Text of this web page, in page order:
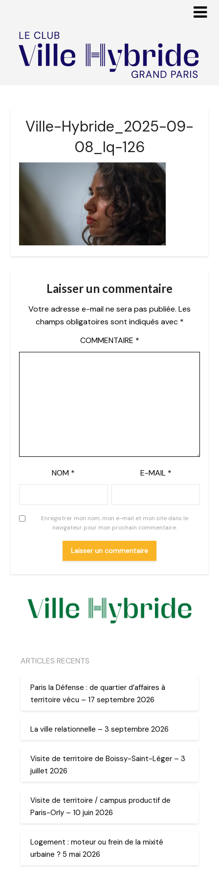
Ville-Hybride_2025-09-
08_lq-126
Laisser un commentaire
Votre adresse e-mail ne sera pas publiée. Les
champs obligatoires sont indiqués avec *
COMMENTAIRE *
NOM * E-MAIL *
Enregistrer mon nom, mon e-mail et mon site dans le
navigateur pour mon prochain commentaire.
ARTICLES RECENTS
Paris la Défense : de quartier d’affaires à
territoire vécu – 17 septembre 2026
La ville relationnelle – 3 septembre 2026
Visite de territoire de Boissy-Saint-Léger – 3
juillet 2026
Visite de territoire / campus productif de
Paris-Orly – 10 juin 2026
Logement : moteur ou frein de la mixité
urbaine ? 5 mai 2026